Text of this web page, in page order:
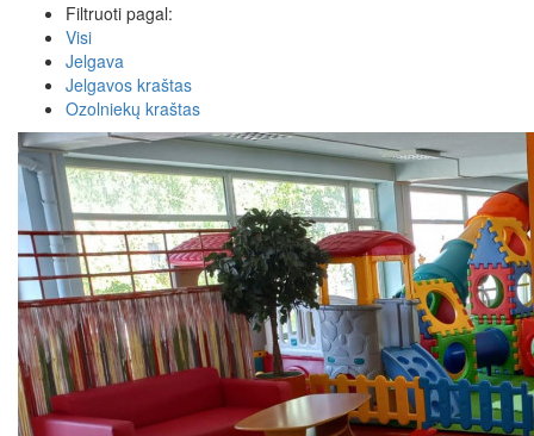
Filtruoti pagal:
Visi
Jelgava
Jelgavos kraštas
Ozolniekų kraštas